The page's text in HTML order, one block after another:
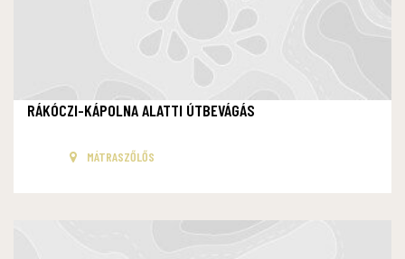
RÁKÓCZI-KÁPOLNA ALATTI ÚTBEVÁGÁS
MÁTRASZŐLŐS